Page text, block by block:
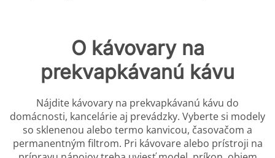
O kávovary na
prekvapkávanú kávu
Nájdite kávovary na prekvapkávanú kávu do
domácnosti, kancelárie aj prevádzky. Vyberte si modely
so sklenenou alebo termo kanvicou, časovačom a
permanentným filtrom. Pri kávovare alebo prístroji na